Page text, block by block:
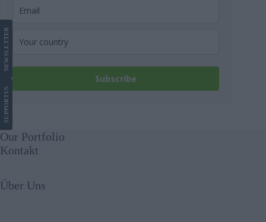
Subscribe
SUPPORT
US
NEWS
LETTER
Our Portfolio
Kontakt
Über Uns